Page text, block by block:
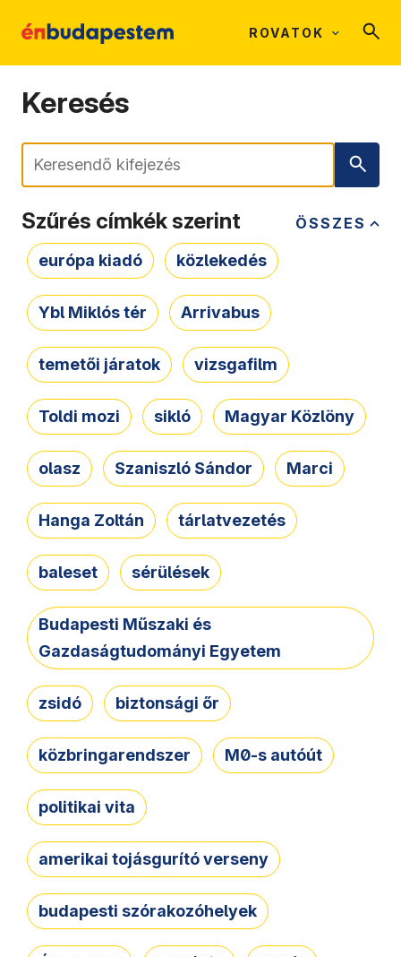
ROVATOK
Keresés
Keresés
ÖSSZES
Szűrés címkék szerint
európa kiadó közlekedés
Ybl Miklós tér Arrivabus
temetői járatok vizsgafilm
Toldi mozi sikló Magyar Közlöny
olasz Szaniszló Sándor Marci
Hanga Zoltán tárlatvezetés
baleset sérülések
Budapesti Műszaki és
Gazdaságtudományi Egyetem
zsidó biztonsági őr
közbringarendszer M0-s autóút
politikai vita
amerikai tojásgurító verseny
budapesti szórakozóhelyek